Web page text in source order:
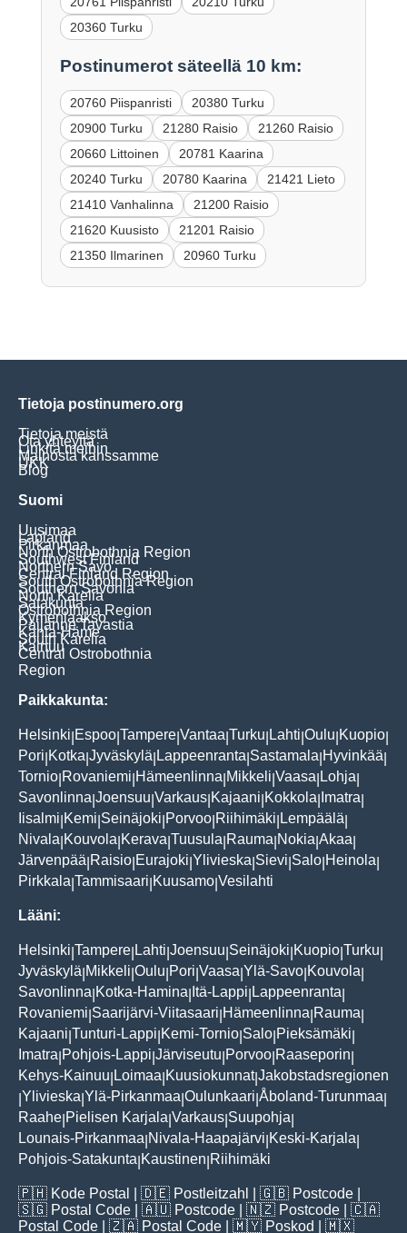
20360 Turku
Postinumerot säteellä 10 km:
20760 Piispanristi
20380 Turku
20900 Turku
21280 Raisio
21260 Raisio
20660 Littoinen
20781 Kaarina
20240 Turku
20780 Kaarina
21421 Lieto
21410 Vanhalinna
21200 Raisio
21620 Kuusisto
21201 Raisio
21350 Ilmarinen
20960 Turku
Tietoja postinumero.org
Tietoja meistä
Ota yhteyttä
Linkitä meihin
Mainosta kanssamme
UKK
Blog
Suomi
Uusimaa
Lapland
Pirkanmaa
North Ostrobothnia Region
Southwest Finland
Northern Savo
Central Finland Region
South Ostrobothnia Region
Southern Savonia
North Karelia
Satakunta
Ostrobothnia Region
Kymenlaakso
Päijänne Tavastia
Kanta-Häme
South Karelia
Kainuu
Central Ostrobothnia
Region
Paikkakunta:
Helsinki Espoo Tampere Vantaa Turku Lahti Oulu Kuopio
Pori Kotka Jyväskylä Lappeenranta Sastamala Hyvinkää
Tornio Rovaniemi Hämeenlinna Mikkeli Vaasa Lohja
Savonlinna Joensuu Varkaus Kajaani Kokkola Imatra
Iisalmi Kemi Seinäjoki Porvoo Riihimäki Lempäälä
Nivala Kouvola Kerava Tuusula Rauma Nokia Akaa
Järvenpää Raisio Eurajoki Ylivieska Sievi Salo Heinola
Pirkkala Tammisaari Kuusamo Vesilahti
Lääni:
Helsinki Tampere Lahti Joensuu Seinäjoki Kuopio Turku
Jyväskylä Mikkeli Oulu Pori Vaasa Ylä-Savo Kouvola
Savonlinna Kotka-Hamina Itä-Lappi Lappeenranta
Rovaniemi Saarijärvi-Viitasaari Hämeenlinna Rauma
Kajaani Tunturi-Lappi Kemi-Tornio Salo Pieksämäki
Imatra Pohjois-Lappi Järviseutu Porvoo Raaseporin
Kehys-Kainuu Loimaa Kuusiokunnat|Jakobstadsregionen
Ylivieska Ylä-Pirkanmaa Oulunkaari Åboland-Turunmaa
Raahe Pielisen Karjala Varkaus Suupohja
Lounais-Pirkanmaa Nivala-Haapajärvi Keski-Karjala
Pohjois-Satakunta Kaustinen Riihimäki
🇵🇭 Kode Postal | 🇩🇪 Postleitzahl | 🇬🇧 Postcode
🇸🇬 Postal Code | 🇦🇺 Postcode | 🇳🇿 Postcode | 🇨🇦
Postal Code | 🇿🇦 Postal Code | 🇲🇾 Poskod | 🇲🇽